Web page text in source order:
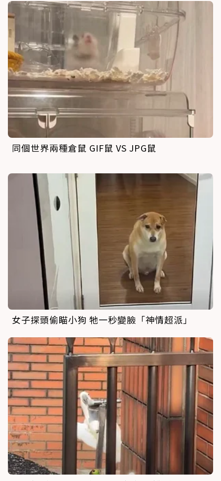
同個世界兩種倉鼠 GIF鼠 VS JPG鼠
女子探頭偷瞄小狗 牠一秒變臉「神情超派」